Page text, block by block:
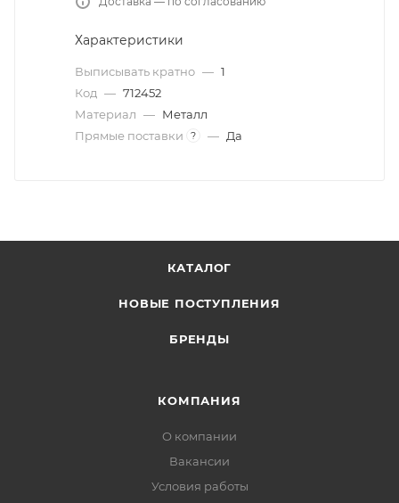
Характеристики
Выписывать кратно — 1
Код — 712452
Материал — Металл
Прямые поставки
? — Да
КАТАЛОГ
НОВЫЕ ПОСТУПЛЕНИЯ
БРЕНДЫ
КОМПАНИЯ
О компании
Вакансии
Условия работы